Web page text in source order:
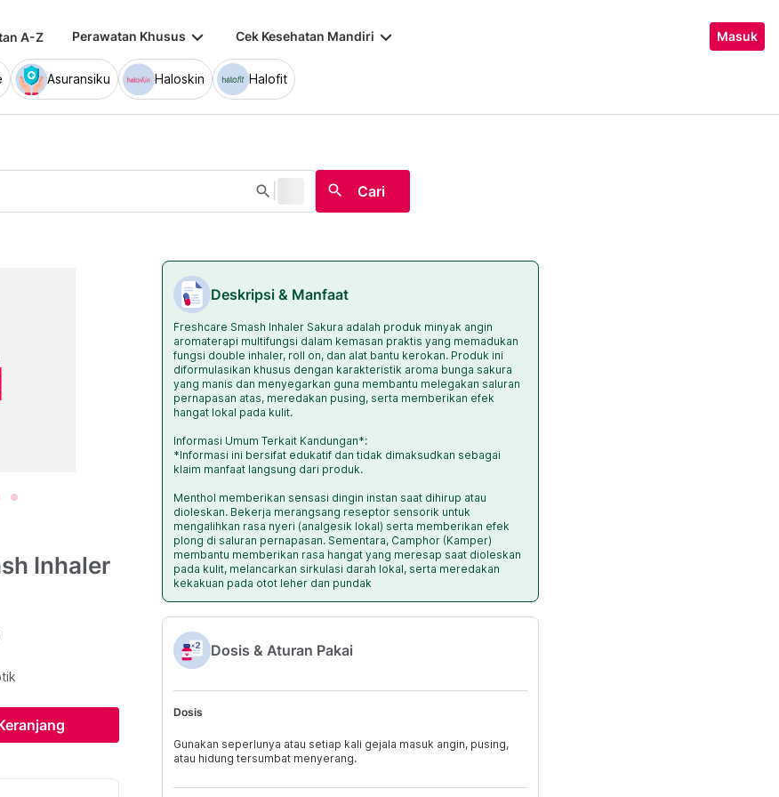
A-Z Perawatan Khusus keyboard_arrow_down Cek Kesehatan Mandiri keyboard_arrow_down Masuk
Asuransiku Haloskin Halofit
search search Cari
Inhaler
Deskripsi & Manfaat
Freshcare Smash Inhaler Sakura adalah produk minyak angin
aromaterapi multifungsi dalam kemasan praktis yang memadukan
fungsi double inhaler, roll on, dan alat bantu kerokan. Produk ini
diformulasikan khusus dengan karakteristik aroma bunga sakura
yang manis dan menyegarkan guna membantu melegakan saluran
pernapasan atas, meredakan pusing, serta memberikan efek
hangat lokal pada kulit.
Informasi Umum Terkait Kandungan*:
*Informasi ini bersifat edukatif dan tidak dimaksudkan sebagai
klaim manfaat langsung dari produk.
Menthol memberikan sensasi dingin instan saat dihirup atau
dioleskan. Bekerja merangsang reseptor sensorik untuk
mengalihkan rasa nyeri (analgesik lokal) serta memberikan efek
plong di saluran pernapasan. Sementara, Camphor (Kamper)
membantu memberikan rasa hangat yang meresap saat dioleskan
pada kulit, melancarkan sirkulasi darah lokal, serta meredakan
kekakuan pada otot leher dan pundak
Dosis & Aturan Pakai
Dosis
Gunakan seperlunya atau setiap kali gejala masuk angin, pusing,
atau hidung tersumbat menyerang.